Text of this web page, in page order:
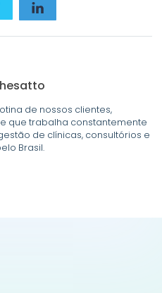
de nossos clientes,
que trabalha constantemente
de clínicas, consultórios e
Brasil.